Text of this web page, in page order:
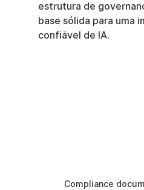
estrutura de
base sólida para uma
confiável de IA.
Compliance